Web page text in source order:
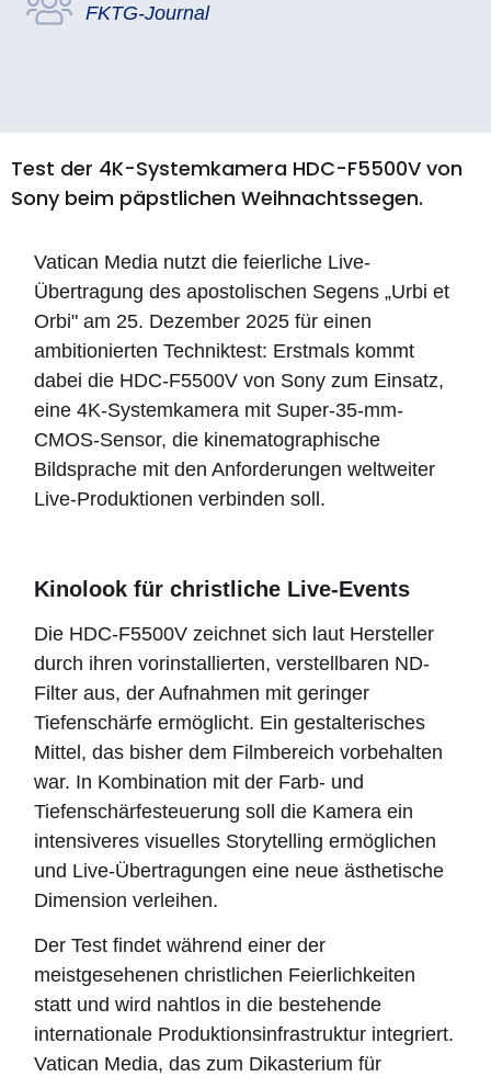
FKTG-Journal
Test der 4K-Systemkamera HDC-F5500V von
Sony beim päpstlichen Weihnachtssegen.
Vatican Media nutzt die feierliche Live-
Übertragung des apostolischen Segens „Urbi et
Orbi" am 25. Dezember 2025 für einen
ambitionierten Techniktest: Erstmals kommt
dabei die HDC-F5500V von Sony zum Einsatz,
eine 4K-Systemkamera mit Super-35-mm-
CMOS-Sensor, die kinematographische
Bildsprache mit den Anforderungen weltweiter
Live-Produktionen verbinden soll.
Kinolook für christliche Live-Events
Die HDC-F5500V zeichnet sich laut Hersteller
durch ihren vorinstallierten, verstellbaren ND-
Filter aus, der Aufnahmen mit geringer
Tiefenschärfe ermöglicht. Ein gestalterisches
Mittel, das bisher dem Filmbereich vorbehalten
war. In Kombination mit der Farb- und
Tiefenschärfesteuerung soll die Kamera ein
intensiveres visuelles Storytelling ermöglichen
und Live-Übertragungen eine neue ästhetische
Dimension verleihen.
Der Test findet während einer der
meistgesehenen christlichen Feierlichkeiten
statt und wird nahtlos in die bestehende
internationale Produktionsinfrastruktur integriert.
Vatican Media, das zum Dikasterium für